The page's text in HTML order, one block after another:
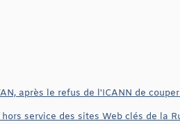
après le refus de l'ICANN de
service des sites Web clés de la